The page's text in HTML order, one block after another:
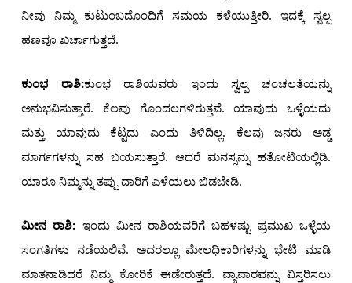
ನೀವು ನಿಮ್ಮ ಕುಟುಂಬದೊಂದಿಗೆ ಸಮಯ ಕಳೆಯುತ್ತೀರಿ. ಇದಕ್ಕೆ ಸ್ವಲ್ಪ
ಹಣವೂ ಖರ್ಚಾಗುತ್ತದೆ.
ಕುಂಭ ರಾಶಿ:ಕುಂಭ ರಾಶಿಯವರು ಇಂದು ಸ್ವಲ್ಪ ಚಂಚಲತೆಯನ್ನು
ಅನುಭವಿಸುತ್ತಾರೆ. ಕೆಲವು ಗೊಂದಲಗಳಿರುತ್ತವೆ. ಯಾವುದು ಒಳ್ಳೆಯದು
ಮತ್ತು ಯಾವುದು ಕೆಟ್ಟದು ಎಂದು ತಿಳಿದಿಲ್ಲ. ಕೆಲವು ಜನರು ಅಡ್ಡ
ಮಾರ್ಗಗಳನ್ನು ಸಹ ಬಯಸುತ್ತಾರೆ. ಆದರೆ ಮನಸ್ಸನ್ನು ಹತೋಟಿಯಲ್ಲಿಡಿ.
ಯಾರೂ ನಿಮ್ಮನ್ನು ತಪ್ಪು ದಾರಿಗೆ ಎಳೆಯಲು ಬಿಡಬೇಡಿ.
ಮೀನ ರಾಶಿ: ಇಂದು ಮೀನ ರಾಶಿಯವರಿಗೆ ಬಹಳಷ್ಟು ಪ್ರಮುಖ ಒಳ್ಳೆಯ
ಸಂಗತಿಗಳು ನಡೆಯಲಿವೆ. ಅದರಲ್ಲೂ ಮೇಲಧಿಕಾರಿಗಳನ್ನು ಭೇಟಿ ಮಾಡಿ
ಮಾತನಾಡಿದರೆ ನಿಮ್ಮ ಕೋರಿಕೆ ಈಡೇರುತ್ತದೆ. ವ್ಯಾಪಾರವನ್ನು ವಿಸ್ತರಿಸಲು